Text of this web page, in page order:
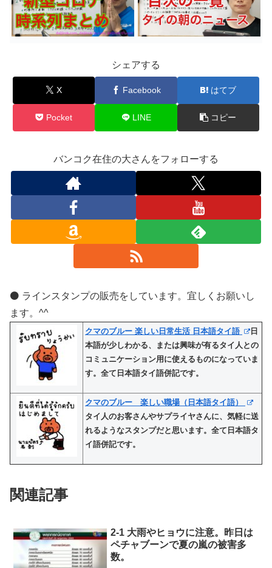
シェアする
X Facebook はてブ
Pocket LINE コピー
バンコク在住の大さんをフォローする
⚫️ ラインスタンプの販売をしています。宜しくお願いし
ます。^^
クマのブルー 楽しい日常生活 日本語タイ語
日
本語が少しわかる、または興味が有るタイ人との
コミュニケーション用に使えるものになっていま
す。全て日本語タイ語併記です。
クマのブルー 楽しい職場（日本語タイ語）
タイ人のお客さんやサプライヤさんに、気軽に送
れるようなスタンプだと思います。全て日本語タ
イ語併記です。
関連記事
2-1 大雨やヒョウに注意。昨日は
ペチャブーンで夏の嵐の被害多
数。